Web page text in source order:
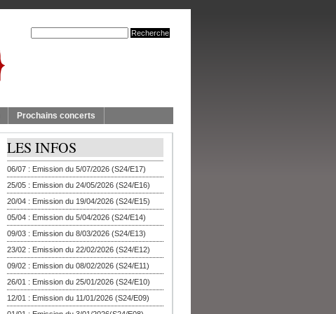
Prochains concerts
LES INFOS
06/07 : Emission du 5/07/2026 (S24/E17)
25/05 : Emission du 24/05/2026 (S24/E16)
20/04 : Emission du 19/04/2026 (S24/E15)
05/04 : Emission du 5/04/2026 (S24/E14)
09/03 : Emission du 8/03/2026 (S24/E13)
23/02 : Emission du 22/02/2026 (S24/E12)
09/02 : Emission du 08/02/2026 (S24/E11)
26/01 : Emission du 25/01/2026 (S24/E10)
12/01 : Emission du 11/01/2026 (S24/E09)